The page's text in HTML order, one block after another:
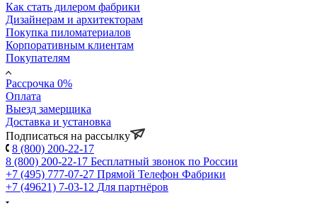
Как стать дилером фабрики
Дизайнерам и архитекторам
Покупка пиломатериалов
Корпоративным клиентам
Покупателям
Рассрочка 0%
Оплата
Выезд замерщика
Доставка и установка
Подписаться на рассылку
8 (800) 200-22-17
8 (800) 200-22-17 Бесплатный звонок по России
+7 (495) 777-07-27 Прямой Телефон Фабрики
+7 (49621) 7-03-12 Для партнёров